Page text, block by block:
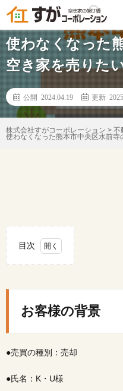
不動産ご売却事例
使わなくなった
空き家を売りた
公開 2024.04.19 更新
株式会社すがコーポレーション > 不
使わなくなった熊本市中央区水前寺
目次
1.
様の
2.
ご相
容
ご提
お客様の背景
●売買の種別：売却
●氏名：K・U様